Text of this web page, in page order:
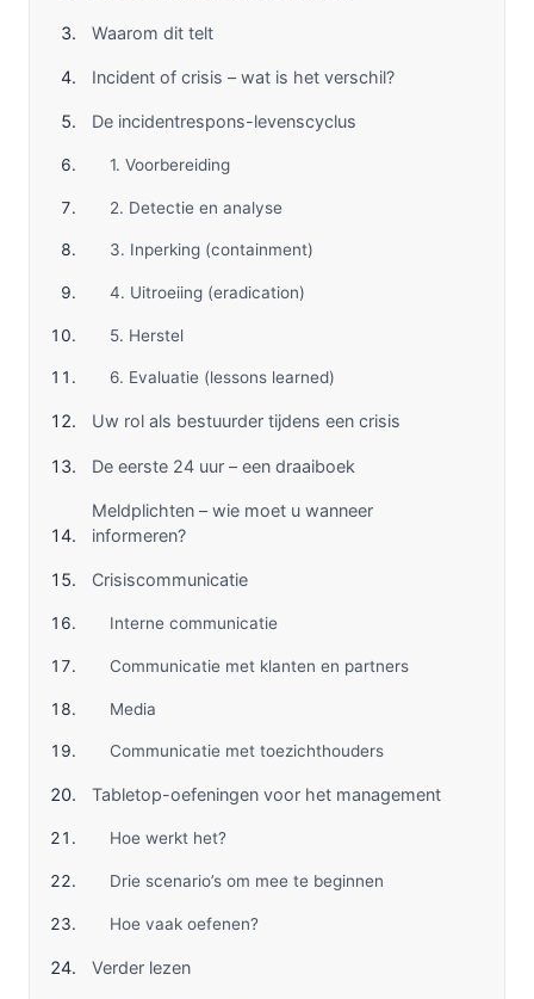
Waarom dit telt
Incident of crisis – wat is het verschil?
De incidentrespons-levenscyclus
1. Voorbereiding
2. Detectie en analyse
3. Inperking (containment)
4. Uitroeiing (eradication)
5. Herstel
6. Evaluatie (lessons learned)
Uw rol als bestuurder tijdens een crisis
De eerste 24 uur – een draaiboek
Meldplichten – wie moet u wanneer
informeren?
Crisiscommunicatie
Interne communicatie
Communicatie met klanten en partners
Media
Communicatie met toezichthouders
Tabletop-oefeningen voor het management
Hoe werkt het?
Drie scenario’s om mee te beginnen
Hoe vaak oefenen?
Verder lezen